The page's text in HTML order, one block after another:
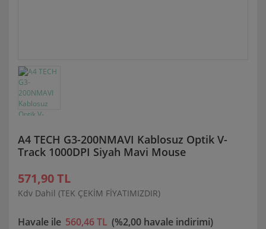
A4 TECH G3-200NMAVI Kablosuz Optik V-
Track 1000DPI Siyah Mavi Mouse
571,90 TL
Kdv Dahil (TEK ÇEKİM FİYATIMIZDIR)
Havale ile 560,46 TL (%2,00 havale indirimi)